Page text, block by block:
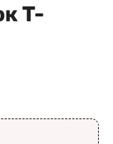
T-